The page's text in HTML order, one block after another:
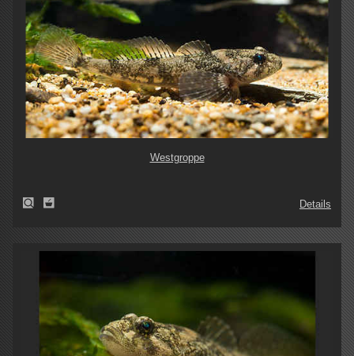
Westgroppe
Details